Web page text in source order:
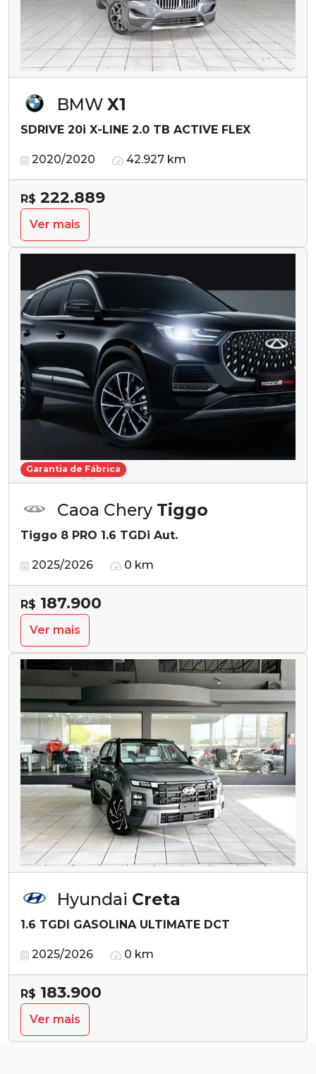
BMW X1
SDRIVE 20i X-LINE 2.0 TB ACTIVE FLEX
2020/2020 42.927 km
R$ 222.889
Ver mais
Garantia de Fábrica
Caoa Chery Tiggo
Tiggo 8 PRO 1.6 TGDi Aut.
2025/2026 0 km
R$ 187.900
Ver mais
Hyundai Creta
1.6 TGDI GASOLINA ULTIMATE DCT
2025/2026 0 km
R$ 183.900
Ver mais